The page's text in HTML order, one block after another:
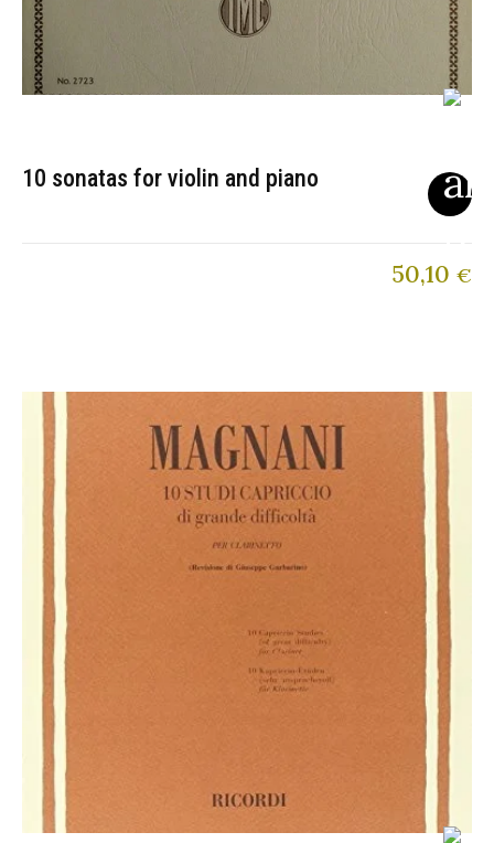
10 sonatas for violin and piano
50,10 €